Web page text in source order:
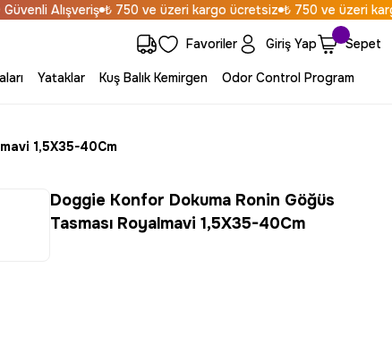
Alışveriş ₺ 750 ve üzeri kargo ücretsiz ₺ 750 ve üzeri kargo
Favoriler Giriş Yap Sepet
Yataklar Kuş Balık Kemirgen Odor Control Program
1,5X35-40Cm
Doggie Konfor Dokuma Ronin Göğüs
Tasması Royalmavi 1,5X35-40Cm